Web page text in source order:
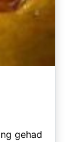
gehad